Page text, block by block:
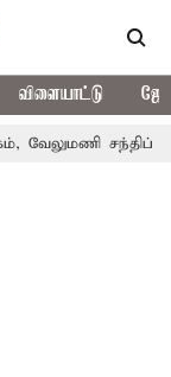
விளையாட்டு
சந்திப்பு